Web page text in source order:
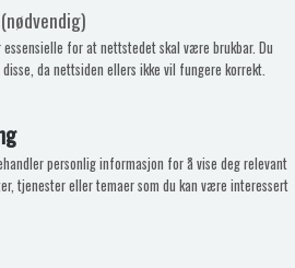
KLikk & hent
- iCaravan Tromsø
- når camping er livet
- barn og velvære
Cookies
(nødvendig)
for at nettstedet skal være brukbar. Du
da nettsiden ellers ikke vil fungere korrekt.
personlig informasjon for å vise deg relevant
tjenester eller temaer som du kan være interessert